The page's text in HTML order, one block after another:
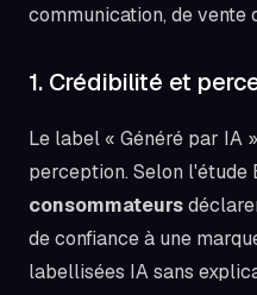
communication, de vente
1. Crédibilité et
Le label « Généré par IA
perception. Selon l'étude
consommateurs
de confiance à une
labellisées IA sans